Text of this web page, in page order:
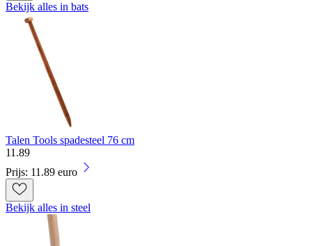
Bekijk alles in bats
Talen Tools spadesteel 76 cm
11 .89
Prijs: 11.89 euro
Bekijk alles in steel